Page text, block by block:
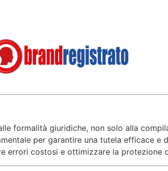
formalità giuridiche, non solo alla
per garantire una tutela efficace e
errori costosi e ottimizzare la protezione